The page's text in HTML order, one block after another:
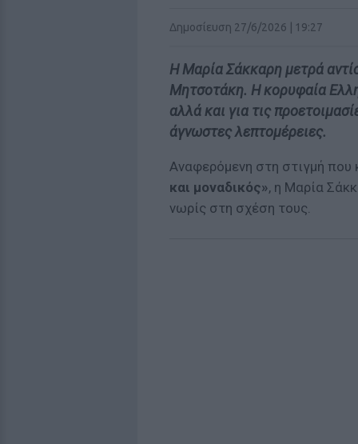
Δημοσίευση 27/6/2026 | 19:27
Η Μαρία Σάκκαρη μετρά
Μητσοτάκη. Η κορυφαία
αλλά και για τις
άγνωστες λεπτομέρειες.
Αναφερόμενη στη στιγμή που
και μοναδικός», η Μαρία
νωρίς στη σχέση τους.